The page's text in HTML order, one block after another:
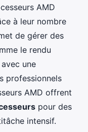
AMD
à leur nombre
de gérer des
le rendu
une
professionnels
AMD offrent
pour des
intensif.